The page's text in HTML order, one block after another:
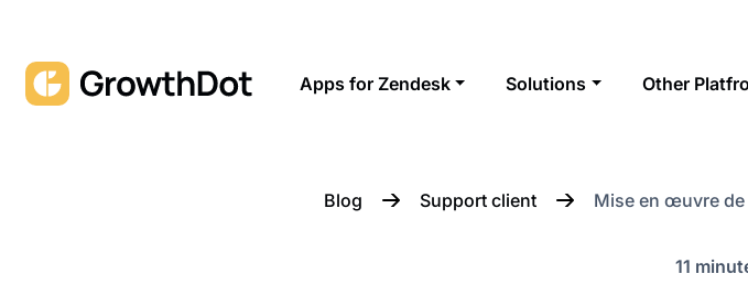
Apps for Zendesk Solutions Other
Blog Support client Mise en œuvre de
11